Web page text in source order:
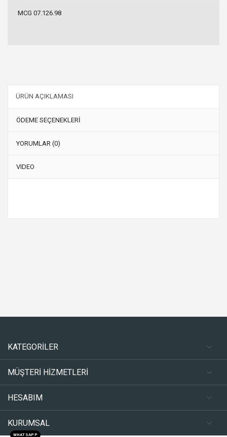
MCG 07.126.98
ÜRÜN AÇIKLAMASI
ÖDEME SEÇENEKLERİ
YORUMLAR (0)
VIDEO
KATEGORİLER
MÜŞTERİ HİZMETLERİ
HESABIM
KURUMSAL
WHATSAPP